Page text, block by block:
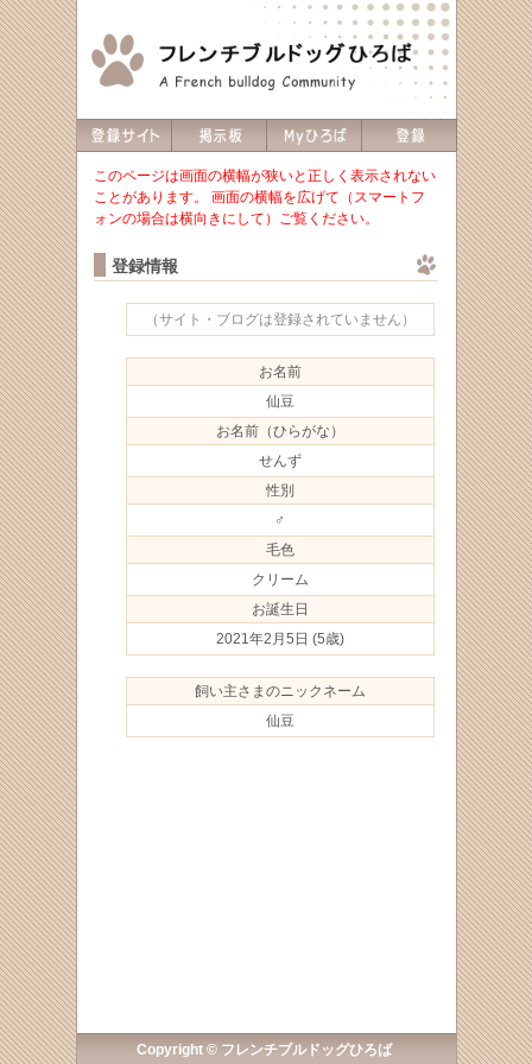
このページは画面の横幅が狭いと正しく表示されない
ことがあります。 画面の横幅を広げて（スマートフ
ォンの場合は横向きにして）ご覧ください。
登録情報
（サイト・ブログは登録されていません）
お名前
仙豆
お名前（ひらがな）
せんず
性別
♂
毛色
クリーム
お誕生日
2021年2月5日 (5歳)
飼い主さまのニックネーム
仙豆
Copyright © フレンチブルドッグひろば